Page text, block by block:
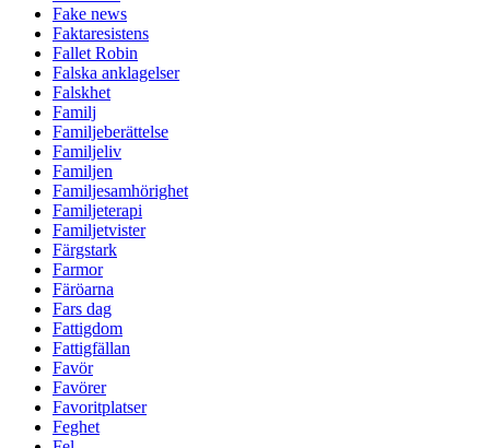
Fake news
Faktaresistens
Fallet Robin
Falska anklagelser
Falskhet
Familj
Familjeberättelse
Familjeliv
Familjen
Familjesamhörighet
Familjeterapi
Familjetvister
Färgstark
Farmor
Färöarna
Fars dag
Fattigdom
Fattigfällan
Favör
Favörer
Favoritplatser
Feghet